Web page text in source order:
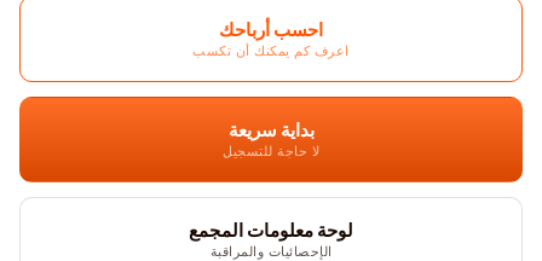
احسب أرباحك
اعرف كم يمكنك أن تكسب
بداية سريعة
لا حاجة للتسجيل
لوحة معلومات المجمع
الإحصائيات والمراقبة